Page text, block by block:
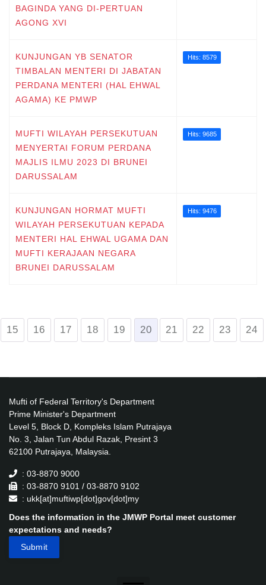
BAGINDA YANG DI-PERTUAN
AGONG XVI
KUNJUNGAN YB SENATOR
TIMBALAN MENTERI DI JABATAN
PERDANA MENTERI (HAL EHWAL
AGAMA) KE PMWP
Hits: 8579
MUFTI WILAYAH PERSEKUTUAN
MENYERTAI FORUM PERDANA
MAJLIS ILMU 2023 DI BRUNEI
DARUSSALAM
Hits: 9685
KUNJUNGAN HORMAT MUFTI
WILAYAH PERSEKUTUAN KEPADA
MENTERI HAL EHWAL UGAMA DAN
MUFTI KERAJAAN NEGARA
BRUNEI DARUSSALAM
Hits: 9476
15 16 17 18 19 20 21 22 23 24
Mufti of Federal Territory's Department
Prime Minister's Department
Level 5, Block D, Kompleks Islam Putrajaya
No. 3, Jalan Tun Abdul Razak, Presint 3
62100 Putrajaya, Malaysia.
: 03-8870 9000
: 03-8870 9101 / 03-8870 9102
: ukk[at]muftiwp[dot]gov[dot]my
Does the information in the JMWP Portal meet customer
expectations and needs?